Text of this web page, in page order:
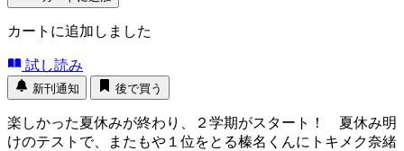
カートに追加しました
試し読み
新刊通知 後で買う
楽しかった夏休みが終わり、２学期がスタート！ 夏休み明
けのテストで、またもや１位をとる榛名くんにトキメク奈緒